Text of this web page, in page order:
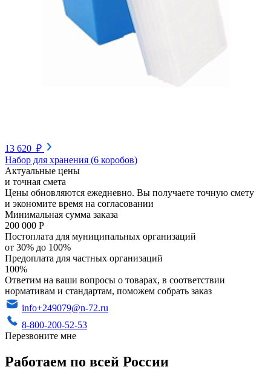
13 620 ₽
Набор для хранения (6 коробов)
Актуальные цены
и точная смета
Цены обновляются ежедневно. Вы получаете точную смету
и экономите время на согласовании
Минимальная сумма заказа
200 000 Р
Постоплата для муниципальных организаций
от 30% до 100%
Предоплата для частных организаций
100%
Ответим на ваши вопросы о товарах, в соответствии
нормативам и стандартам, поможем собрать заказ
info+249079@n-72.ru
8-800-200-52-53
Перезвоните мне
Работаем по всей России